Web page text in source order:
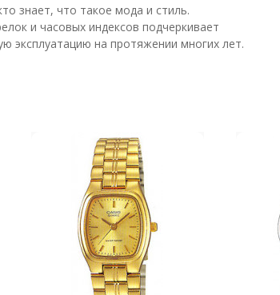
знает, что такое мода и стиль.
и часовых индексов подчеркивает
эксплуатацию на протяжении многих лет.